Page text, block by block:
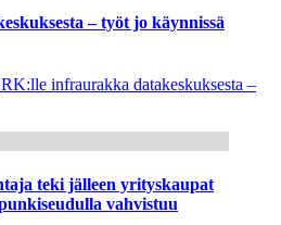
– työt jo käynnissä
infraurakka datakeskuksesta –
teki jälleen yrityskaupat
vahvistuu